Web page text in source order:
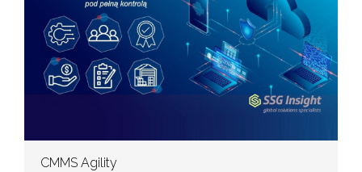
CMMS Agility